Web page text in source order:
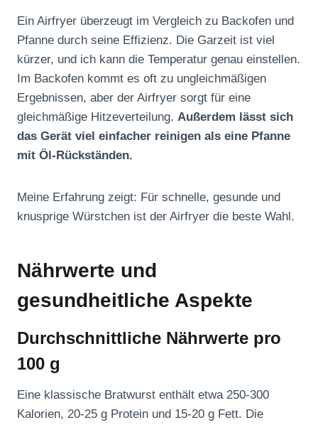
Ein Airfryer überzeugt im Vergleich zu Backofen und
Pfanne durch seine Effizienz. Die Garzeit ist viel
kürzer, und ich kann die Temperatur genau einstellen.
Im Backofen kommt es oft zu ungleichmäßigen
Ergebnissen, aber der Airfryer sorgt für eine
gleichmäßige Hitzeverteilung. Außerdem lässt sich
das Gerät viel einfacher reinigen als eine Pfanne
mit Öl-Rückständen.
Meine Erfahrung zeigt: Für schnelle, gesunde und
knusprige Würstchen ist der Airfryer die beste Wahl.
Nährwerte und
gesundheitliche Aspekte
Durchschnittliche Nährwerte pro
100 g
Eine klassische Bratwurst enthält etwa 250-300
Kalorien, 20-25 g Protein und 15-20 g Fett. Die